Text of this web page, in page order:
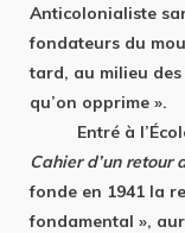
Anticolonialiste
fondateurs du
tard, au milieu des
qu’on opprime ».
Entré à
Cahier d’un retour
fonde en 1941 la
fondamental »,